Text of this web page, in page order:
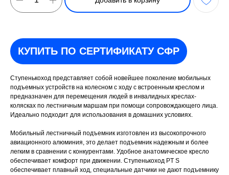
КУПИТЬ ПО СЕРТИФИКАТУ СФР
Ступенькоход представляет собой новейшее поколение мобильных
подъемных устройств на колесном с ходу с встроенным креслом и
предназначен для перемещения людей в инвалидных креслах-
колясках по лестничным маршам при помощи сопровождающего лица.
Идеально подходит для использования в домашних условиях.
Мобильный лестничный подъемник изготовлен из высокопрочного
авиационного алюминия, это делает подъемник надежным и более
легким в сравнении с конкурентами. Удобное анатомическое кресло
обеспечивает комфорт при движении. Ступенькоход PT S
обеспечивает плавный ход, специальные датчики не дают подъемнику